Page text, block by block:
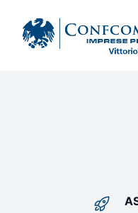
Ascom Vittorio